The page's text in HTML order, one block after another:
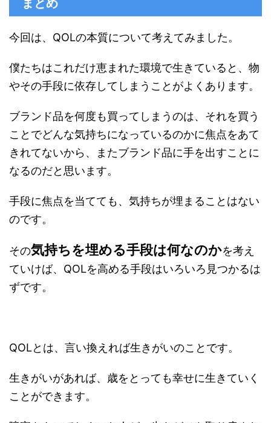
まとめ
今回は、QOLの本質について考えてみました。
僕たちはこれだけ恵まれた環境で生きていると、物
やその手段に依存してしまうことがよくあります。
ブランド品を何度も買ってしまうのは、それを買う
ことでどんな気持ちになっているのかに焦点をあて
きれてないから、またブランド品に手を出すことに
なるのだと思います。
手段に焦点を当てても、気持ちが埋まることはない
のです。
その気持ちを埋める手段は何なのかを考え
ていけば、QOLを高める手段はいろいろ見つかるは
ずです。
QOLとは、言い換えれば生きがいのことです。
生きがいがあれば、歳をとっても幸せに生きていく
ことができます。